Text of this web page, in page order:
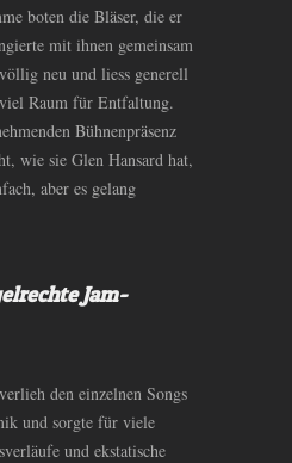
boten die Bläser, die er
mit ihnen gemeinsam
neu und liess generell
Raum für Entfaltung.
Bühnenpräsenz
wie sie Glen Hansard hat,
aber es gelang
Jam-
den einzelnen Songs
und sorgte für viele
und ekstatische